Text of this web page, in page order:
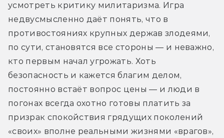
усмотреть критику милитаризма. Игра
недвусмысленно даёт понять, что в
противостояниях крупных держав злодеями,
по сути, становятся все стороны — и неважно,
кто первым начал угрожать. Хоть
безопасность и кажется благим делом,
постоянно встаёт вопрос цены — и люди в
погонах всегда охотно готовы платить за
призрак спокойствия грядущих поколений
«своих» вполне реальными жизнями «врагов»,